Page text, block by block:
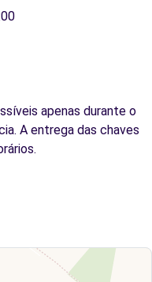
apenas durante o
A entrega das chaves